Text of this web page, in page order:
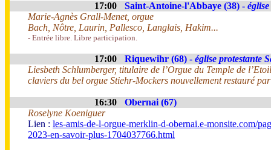
17:00 Saint-Antoine-l'Abbaye (38) -
Marie-Agnès Grall-Menet, orgue
Bach, Nôtre, Laurin, Pallesco, Langlais, Hakim...
- Entrée libre. Libre participation.
17:00 Riquewihr (68) - église protestante
Liesbeth Schlumberger, titulaire de l’Orgue du Temple de
claviers du bel orgue Stiehr-Mockers nouvellement restauré
16:30
Obernai (67)
Roselyne Koeniguer
Lien : les-amis-de-l-orgue-merklin-d-obernai.e-monsite.com/
2023-en-savoir-plus-1704037766.html